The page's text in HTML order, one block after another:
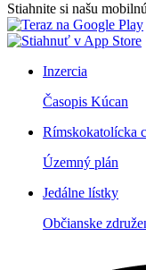
Stiahnite si našu
Inzercia
Časopis Kúcan
Rímskokatolícka
Územný plán
Jedálne lístky
Občianske